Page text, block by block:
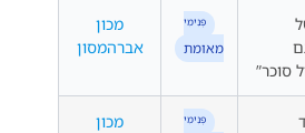
סוכר”
פְּנִימִי
מאומת
מכון
אברהמסון
פְּנִימִי
מכון